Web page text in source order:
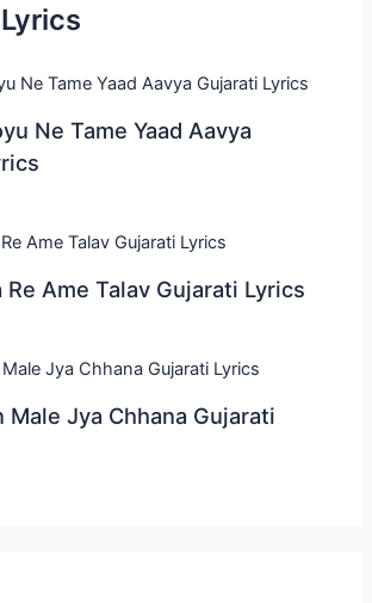
Ne Tame Yaad Aavya
Re Ame Talav Gujarati Lyrics
Male Jya Chhana Gujarati